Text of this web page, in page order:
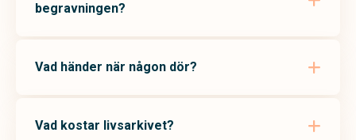
begravningen?
Vad händer när någon dör?
Vad kostar livsarkivet?